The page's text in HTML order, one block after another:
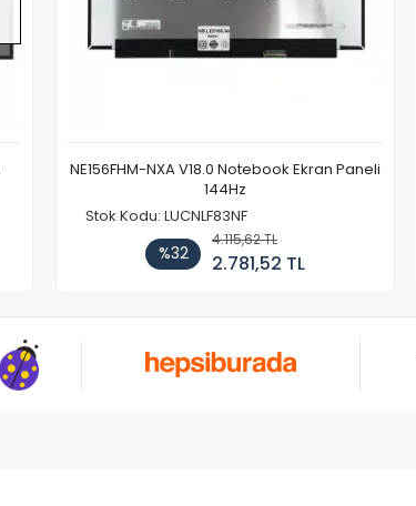
NE156FHM-NXA V18.0 Notebook Ekran Paneli
144Hz
Stok Kodu: LUCNLF83NF
%32
4.115,62 TL
2.781,52 TL